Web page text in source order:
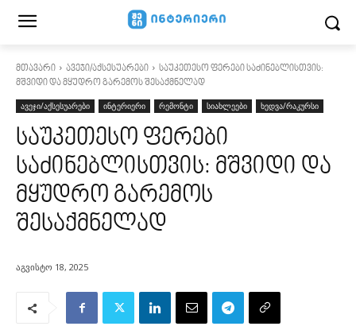
მთავარი ავეჯი/აქსესუარები
საუკეთესო ფერები საძინებლისთვის:
მშვიდი და მყუდრო გარემოს შესაქმნელად
ავეჯი/აქსესუარები ინტერიერი რემონტი სიახლეები ხედვა/რაკურსი
საუკეთესო ფერები
საძინებლისთვის: მშვიდი და
მყუდრო გარემოს
შესაქმნელად
აგვისტო 18, 2025